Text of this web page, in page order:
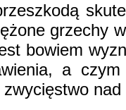
grzechy
bowiem
a